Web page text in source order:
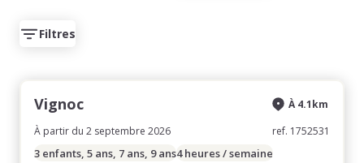
Filtres
Vignoc
À partir du 2 septembre 2026
À 4.1km
ref. 1752531
3 enfants, 5 ans, 7 ans, 9 ans4 heures / semaine